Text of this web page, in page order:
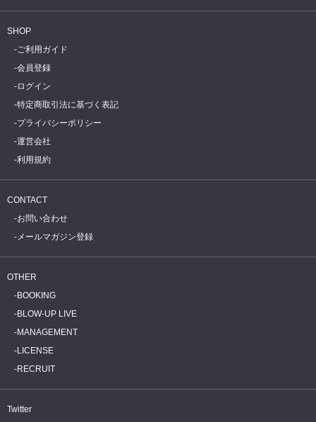
SHOP
ご利用ガイド
会員登録
ログイン
特定商取引法に基づく表記
プライバシーポリシー
運営会社
利用規約
CONTACT
お問い合わせ
メールマガジン登録
OTHER
BOOKING
BLOW-UP LIVE
MANAGEMENT
LICENSE
RECRUIT
Twitter